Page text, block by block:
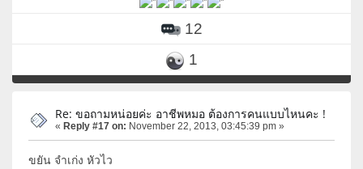
12
1
Re: ขอถามหน่อยค่ะ อาชีพหมอ ต้องการคนแบบไหนคะ !
« Reply #17 on: November 22, 2013, 03:45:39 pm »
ขยัน จำเก่ง หัวไว